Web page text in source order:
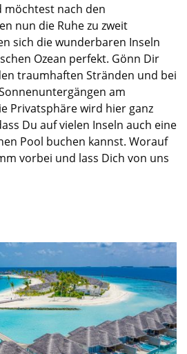
möchtest nach den
nun die Ruhe zu zweit
n sich diewunderbaren Inseln
Ozean perfekt. Gönn Dir
traumhaften Stränden und bei
am
Privatsphäre wird hier ganz
Du auf vielen Inseln auch eine
Pool buchen kannst. Worauf
vorbei und lass Dich von uns